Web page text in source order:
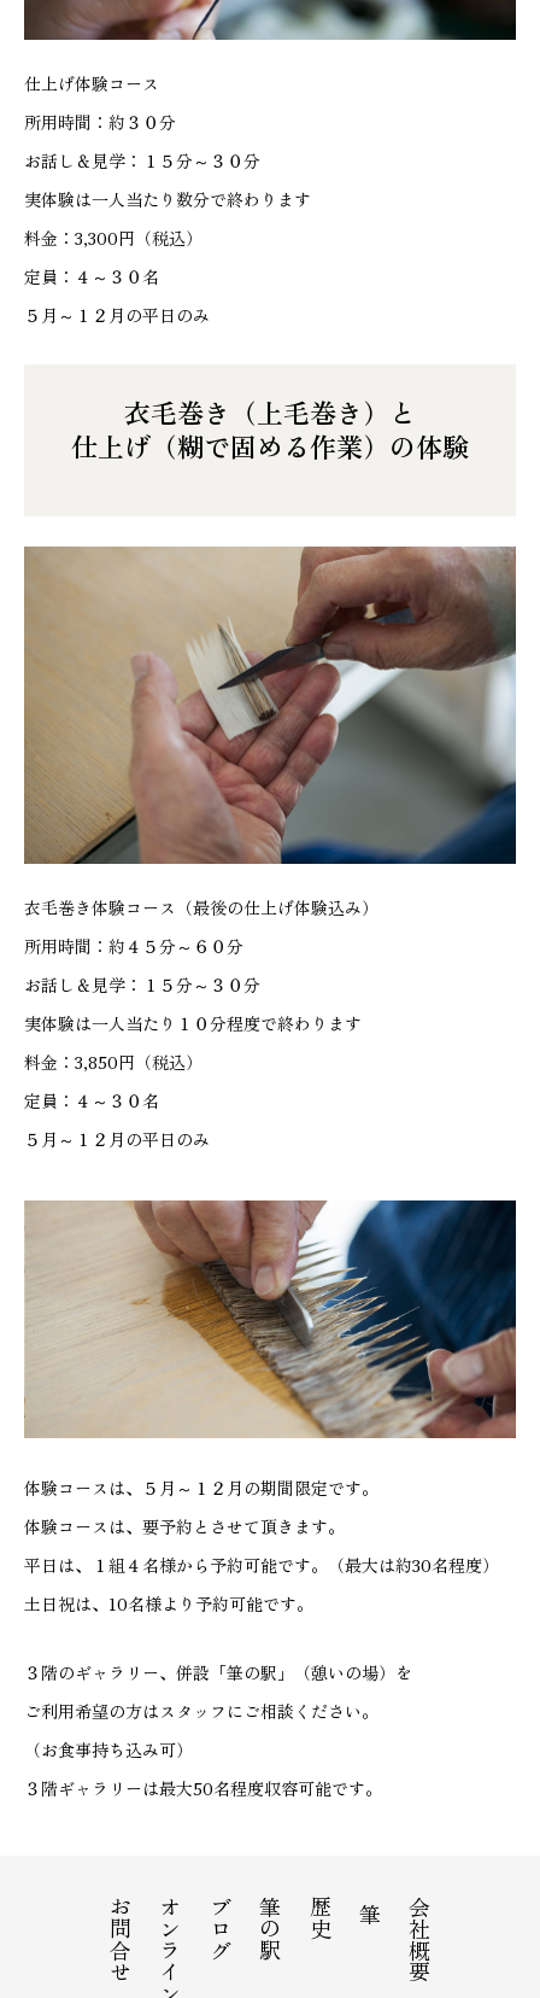
仕上げ体験コース
所用時間：約３０分
お話し＆見学：１５分～３０分
実体験は一人当たり数分で終わります
料金：3,300円（税込）
定員：４～３０名
５月～１２月の平日のみ
衣毛巻き（上毛巻き）と
仕上げ（糊で固める作業）の体験
衣毛巻き体験コース（最後の仕上げ体験込み）
所用時間：約４５分～６０分
お話し＆見学：１５分～３０分
実体験は一人当たり１０分程度で終わります
料金：3,850円（税込）
定員：４～３０名
５月～１２月の平日のみ
体験コースは、５月～１２月の期間限定です。
体験コースは、要予約とさせて頂きます。
平日は、１組４名様から予約可能です。（最大は約30名程度）
土日祝は、10名様より予約可能です。
３階のギャラリー、併設「筆の駅」（憩いの場）を
ご利用希望の方はスタッフにご相談ください。
（お食事持ち込み可）
３階ギャラリーは最大50名程度収容可能です。
会社概要
筆
歴史
筆の駅
ブログ
お問合せ